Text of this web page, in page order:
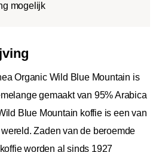
mogelijk
Organic Wild Blue Mountain is
gemaakt van 95% Arabica
Blue Mountain koffie is een van
Zaden van de beroemde
worden al sinds 1927